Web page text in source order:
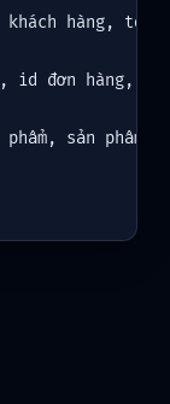
hàng,
đơn hàng, id
sản phẩm.